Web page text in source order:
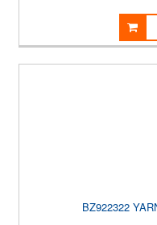
BZ922322